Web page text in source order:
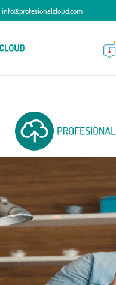
info@profesionalcloud.com